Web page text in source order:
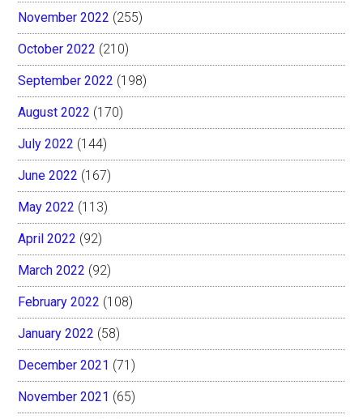
November 2022 (255)
October 2022 (210)
September 2022 (198)
August 2022 (170)
July 2022 (144)
June 2022 (167)
May 2022 (113)
April 2022 (92)
March 2022 (92)
February 2022 (108)
January 2022 (58)
December 2021 (71)
November 2021 (65)